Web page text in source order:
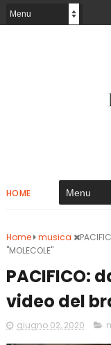
HOME
Home musica
"MOLECOLE"
PACIFICO:
video del
giugno 02, 2020